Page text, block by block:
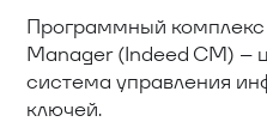
Программный
Manager (Indeed CM) –
система управления
ключей.